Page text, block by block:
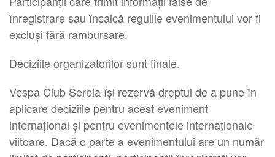
înregistrare sau încalcă regulile evenimentului vor fi
excluși fără rambursare.
Deciziile organizatorilor sunt finale.
Vespa Club Serbia își rezervă dreptul de a pune în
aplicare deciziile pentru acest eveniment
internațional și pentru evenimentele internaționale
viitoare. Dacă o parte a evenimentului are un număr